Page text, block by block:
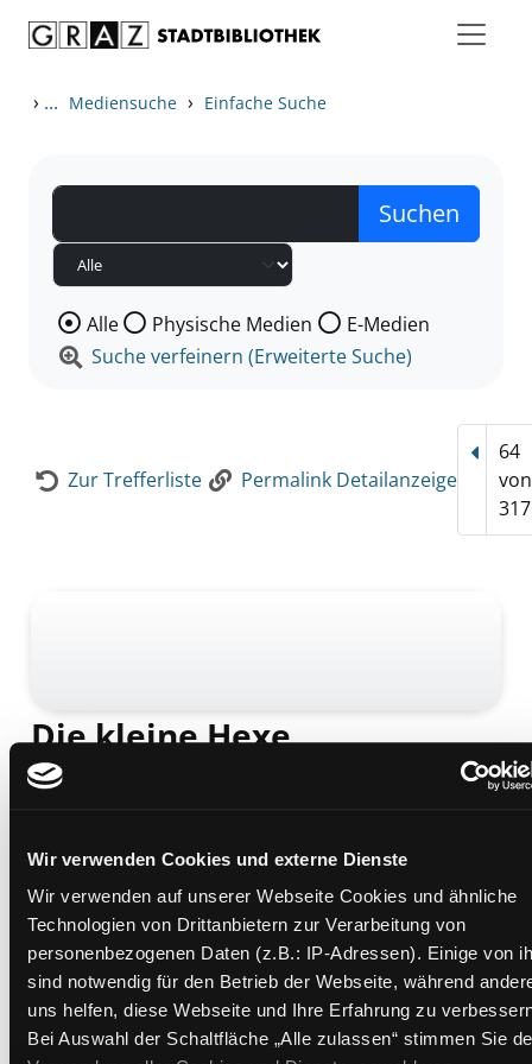
Wir verwenden Cookies und externe Dienste
Wir verwenden auf unserer Webseite Cookies und ähnliche
Technologien von Drittanbietern zur Verarbeitung von
personenbezogenen Daten (z.B.: IP-Adressen). Einige von
sind notwendig für den Betrieb der Webseite, während
uns helfen, diese Webseite und Ihre Erfahrung zu
Bei Auswahl der Schaltfläche „Alle zulassen“ stimmen Sie
› ... Mediensuche › Einfache Suche
Wählen Sie die Medienart nach der Sie suchen wollen.
Alle Physische Medien
E-Medien
Suche verfeinern (Erweiterte Suche)
Zur Trefferliste Permalink Detailanzeige
64
von
317
Die kleine Hexe
Schulausgabe
Übergeordnetes Werk: Klassensatz Die kleine Hexe -
Schulausgabe
Beschreibung ein-/ausblenden
Mehr Informationen ein-/ausblenden